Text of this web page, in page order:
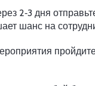
2‑3 дня
шанс на